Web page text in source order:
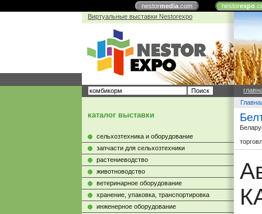
nestormedia.com nestorexpo
Виртуальные выставки Nestorexpo
каталог выставки
сельхозтехника и оборудование
запчасти для сельхозтехники
растениеводство
животноводство
ветеринарное оборудование
хранение, упаковка, транспортировка
инженерное оборудование